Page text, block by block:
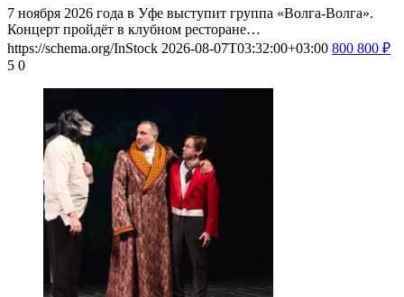
7 ноября 2026 года в Уфе выступит группа «Волга-Волга».
Концерт пройдёт в клубном ресторане…
https://schema.org/InStock 2026-08-07T03:32:00+03:00 800 800 ₽
5 0